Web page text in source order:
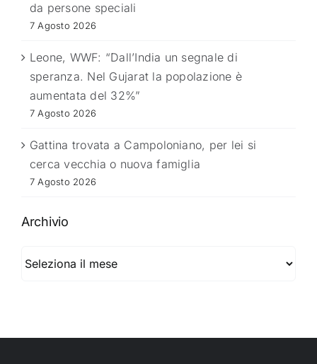
da persone speciali
7 Agosto 2026
Leone, WWF: “Dall’India un segnale di
speranza. Nel Gujarat la popolazione è
aumentata del 32%”
7 Agosto 2026
Gattina trovata a Campoloniano, per lei si
cerca vecchia o nuova famiglia
7 Agosto 2026
Archivio